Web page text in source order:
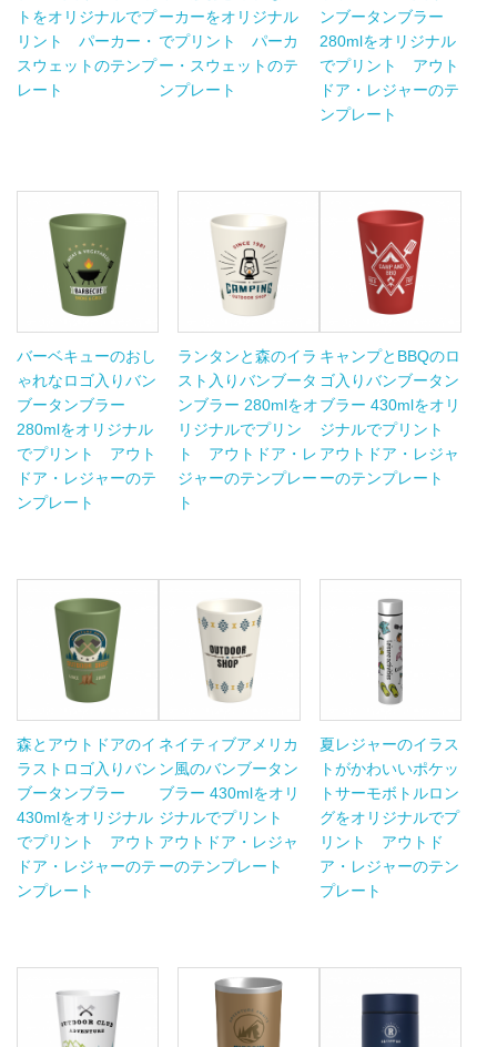
トをオリジナルでプ
リント パーカー・
スウェットのテンプ
レート
ーカーをオリジナル
でプリント パーカ
ー・スウェットのテ
ンプレート
ンブータンブラー
280mlをオリジナル
でプリント アウト
ドア・レジャーのテ
ンプレート
バーベキューのおし
ゃれなロゴ入りバン
ブータンブラー
280mlをオリジナル
でプリント アウト
ドア・レジャーのテ
ンプレート
ランタンと森のイラ
スト入りバンブータ
ンブラー 280mlをオ
リジナルでプリン
ト アウトドア・レ
ジャーのテンプレー
ト
キャンプとBBQのロ
ゴ入りバンブータン
ブラー 430mlをオリ
ジナルでプリント
アウトドア・レジャ
ーのテンプレート
森とアウトドアのイ
ラストロゴ入りバン
ブータンブラー
430mlをオリジナル
でプリント アウト
ドア・レジャーのテ
ンプレート
ネイティブアメリカ
ン風のバンブータン
ブラー 430mlをオリ
ジナルでプリント
アウトドア・レジャ
ーのテンプレート
夏レジャーのイラス
トがかわいいポケッ
トサーモボトルロン
グをオリジナルでプ
リント アウトド
ア・レジャーのテン
プレート